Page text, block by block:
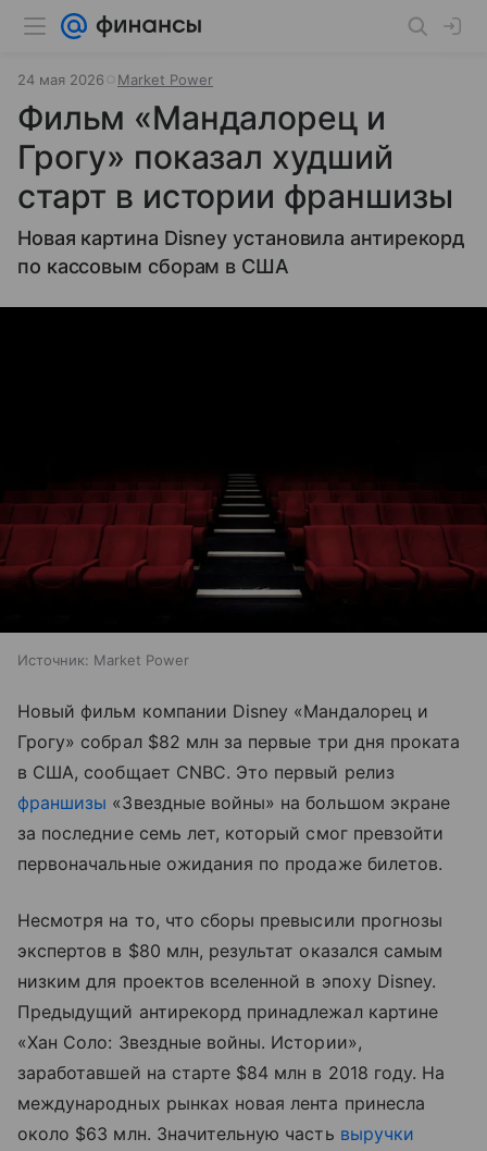
24 мая 2026 Market Power
Фильм «Мандалорец и
Грогу» показал худший
старт в истории франшизы
Новая картина Disney установила антирекорд
по кассовым сборам в США
Источник: Market Power
Новый фильм компании Disney «Мандалорец и
Грогу» собрал $82 млн за первые три дня проката
в США, сообщает CNBC. Это первый релиз
франшизы «Звездные войны» на большом экране
за последние семь лет, который смог превзойти
первоначальные ожидания по продаже билетов.
Несмотря на то, что сборы превысили прогнозы
экспертов в $80 млн, результат оказался самым
низким для проектов вселенной в эпоху Disney.
Предыдущий антирекорд принадлежал картине
«Хан Соло: Звездные войны. Истории»,
заработавшей на старте $84 млн в 2018 году. На
международных рынках новая лента принесла
около $63 млн. Значительную часть выручки